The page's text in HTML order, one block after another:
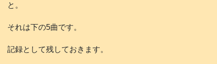
と。
それは下の5曲です。
記録として残しておきます。